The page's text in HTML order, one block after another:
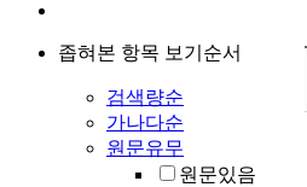
좁혀본 항목 보기순서
검색량순
가나다순
원문유무
원문있음